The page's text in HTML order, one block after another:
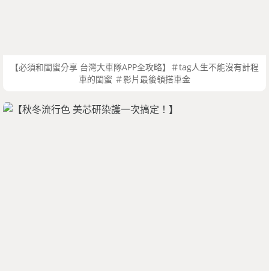
【必須和閨蜜分享 台灣大車隊APP全攻略】＃tag人生不能沒有計程
車的閨蜜 ＃影片最後領搭車金